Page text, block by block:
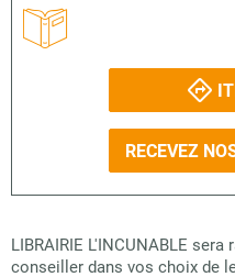
RECEVEZ
LIBRAIRIE L'INCUNABLE
conseiller dans vos choix de